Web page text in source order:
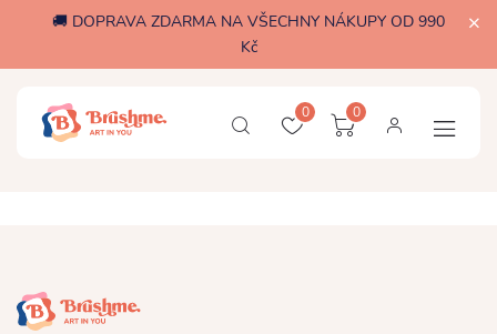
🚚 DOPRAVA ZDARMA NA VŠECHNY NÁKUPY OD 990
Kč
0 0